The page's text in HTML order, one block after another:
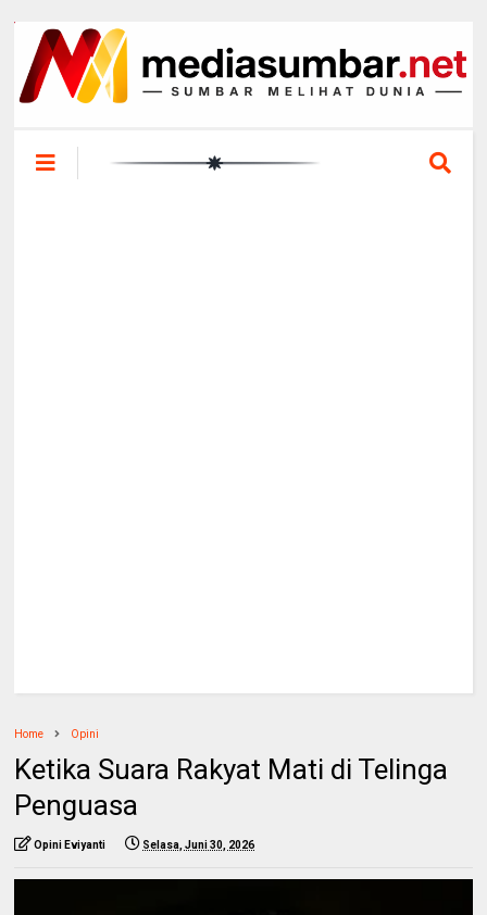
Home Opini
Ketika Suara Rakyat Mati di Telinga
Penguasa
Opini Eviyanti Selasa, Juni 30, 2026